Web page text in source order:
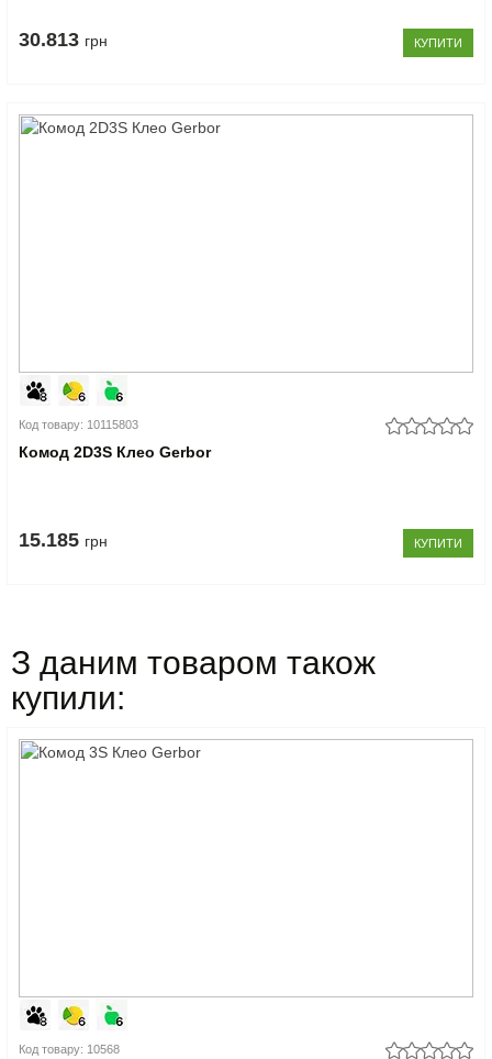
30.813 грн КУПИТИ
Код товару: 10115803
Комод 2D3S Клео Gerbor
15.185 грн КУПИТИ
З даним товаром також
купили:
Код товару: 10568